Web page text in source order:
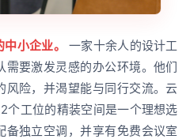
小企业。
一家十余人的设计工
需要激发灵感的办公环境。他们
风险，并渴望能与同行交流。云
个工位的精装空间是一个理想选
备独立空调，并享有免费会议室